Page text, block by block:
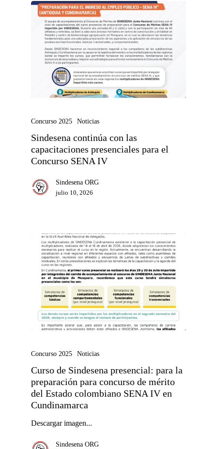
Concurso 2025 Noticias
Sindesena continúa con las
capacitaciones presenciales para el
Concurso SENA IV
Sindesena ORG
julio 10, 2026
Concurso 2025 Noticias
Curso de Sindesena presencial: para la
preparación para concurso de mérito
del Estado colombiano SENA IV en
Cundinamarca
Descargar imagen...
Sindesena ORG